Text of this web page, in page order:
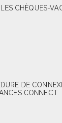
CHÈQUES-
DE
CONNECT